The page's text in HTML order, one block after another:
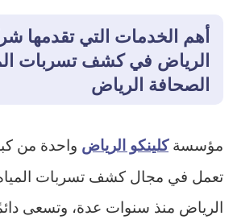
أهم الخدمات التي تقدمها
الرياض في كشف تسربات
الصحافة الرياض
مؤسسةكلينكو الرياض واحدة من
تعمل في مجال كشف تسربات
الرياض منذ سنوات عدة، وتسعى